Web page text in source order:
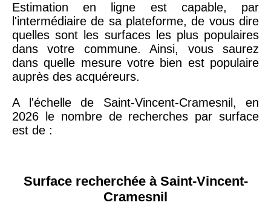
Estimation en ligne est capable, par
l'intermédiaire de sa plateforme, de vous dire
quelles sont les surfaces les plus populaires
dans votre commune. Ainsi, vous saurez
dans quelle mesure votre bien est populaire
auprès des acquéreurs.
A l'échelle de Saint-Vincent-Cramesnil, en
2026 le nombre de recherches par surface
est de :
Surface recherchée à Saint-Vincent-
Cramesnil